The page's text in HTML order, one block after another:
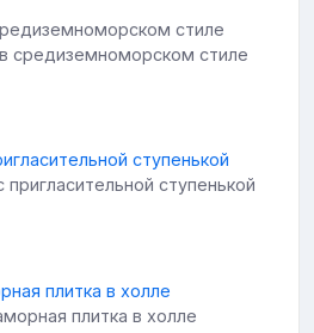
средиземноморском стиле
пригласительной ступенькой
плитка в холле